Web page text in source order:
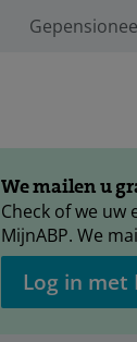
We mailen u
Check of we
MijnABP. We
Log in met